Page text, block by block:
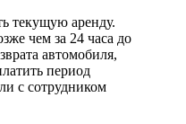
текущую аренду.
чем за 24 часа до
автомобиля,
период
с сотрудником